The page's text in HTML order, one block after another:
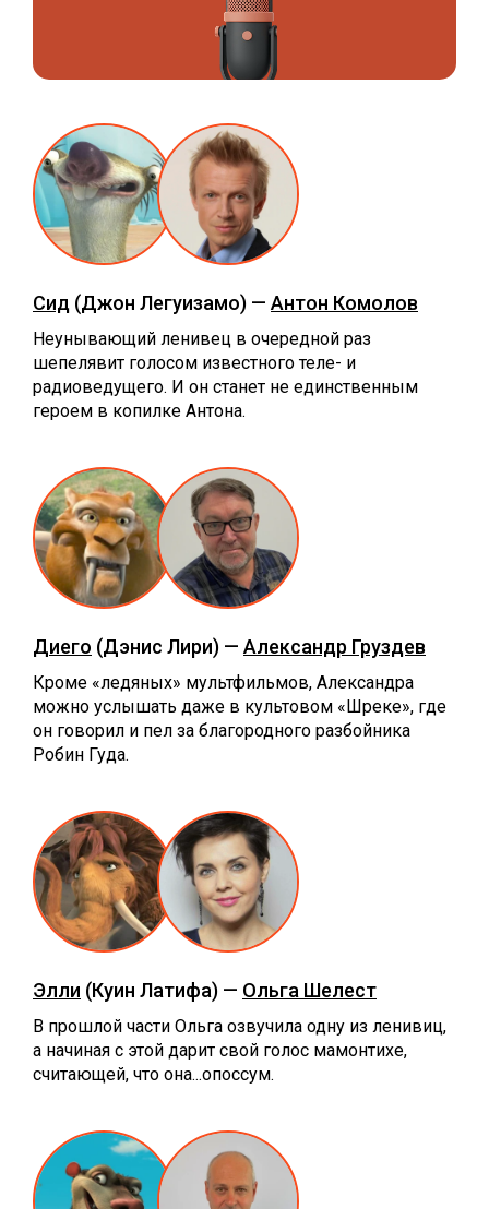
Сид (Джон Легуизамо) — Антон Комолов
Неунывающий ленивец в очередной раз
шепелявит голосом известного теле- и
радиоведущего. И он станет не единственным
героем в копилке Антона.
Диего (Дэнис Лири) — Александр Груздев
Кроме «ледяных» мультфильмов, Александра
можно услышать даже в культовом «Шреке», где
он говорил и пел за благородного разбойника
Робин Гуда.
Элли (Куин Латифа) — Ольга Шелест
В прошлой части Ольга озвучила одну из ленивиц,
а начиная с этой дарит свой голос мамонтихе,
считающей, что она...опоссум.